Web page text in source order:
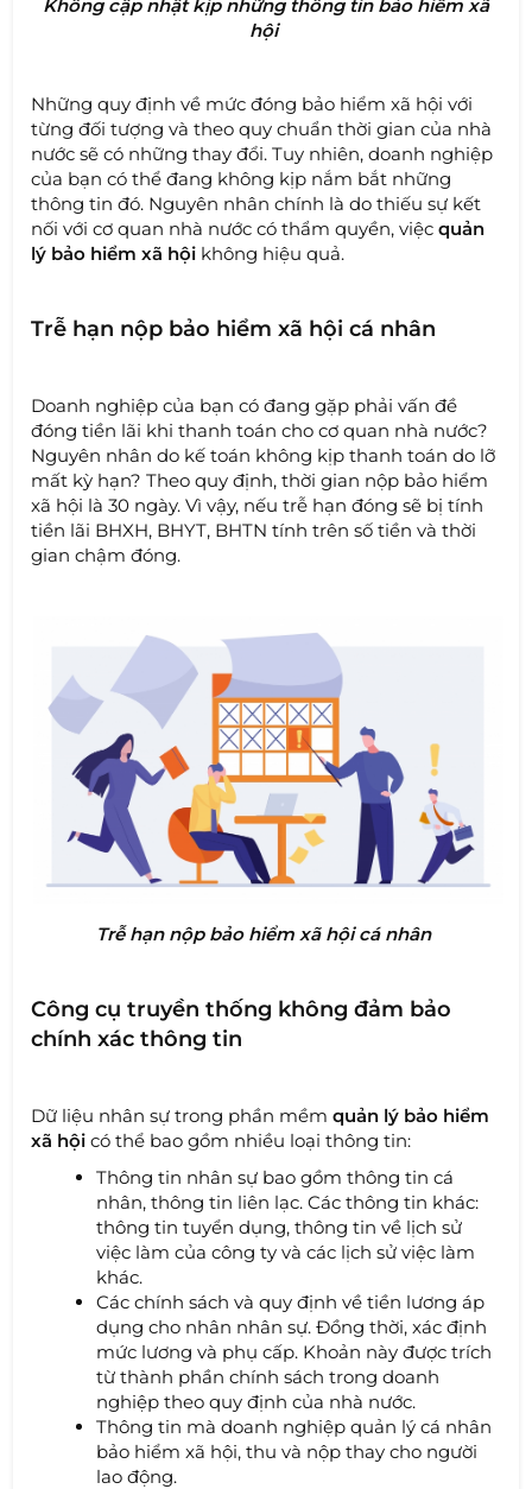
Không cập nhật kịp những thông tin bảo hiểm xã
hội
Những quy định về mức đóng bảo hiểm xã hội với
từng đối tượng và theo quy chuẩn thời gian của nhà
nước sẽ có những thay đổi. Tuy nhiên, doanh nghiệp
của bạn có thể đang không kịp nắm bắt những
thông tin đó. Nguyên nhân chính là do thiếu sự kết
nối với cơ quan nhà nước có thẩm quyền, việcquản
lý bảo hiểm xã hội không hiệu quả.
Trễ hạn nộp bảo hiểm xã hội cá nhân
Doanh nghiệp của bạn có đang gặp phải vấn đề
đóng tiền lãi khi thanh toán cho cơ quan nhà nước?
Nguyên nhân do kế toán không kịp thanh toán do lỡ
mất kỳ hạn? Theo quy định, thời gian nộp bảo hiểm
xã hội là 30 ngày. Vì vậy, nếu trễ hạn đóng sẽ bị tính
tiền lãi BHXH, BHYT, BHTN tính trên số tiền và thời
gian chậm đóng.
Trễ hạn nộp bảo hiểm xã hội cá nhân
Công cụ truyền thống không đảm bảo
chính xác thông tin
Dữ liệu nhân sự trong phần mềm quản lý bảo hiểm
xã hộicó thể bao gồm nhiều loại thông tin:
Thông tin nhân sự bao gồm thông tin cá
nhân, thông tin liên lạc. Các thông tin khác:
thông tin tuyển dụng, thông tin về lịch sử
việc làm của công ty và các lịch sử việc làm
khác.
Các chính sách và quy định về tiền lương áp
dụng cho nhân nhân sự. Đồng thời, xác định
mức lương và phụ cấp. Khoản này được trích
từ thành phần chính sách trong doanh
nghiệp theo quy định của nhà nước.
Thông tin mà doanh nghiệp quản lý cá nhân
bảo hiểm xã hội, thu và nộp thay cho người
lao động.